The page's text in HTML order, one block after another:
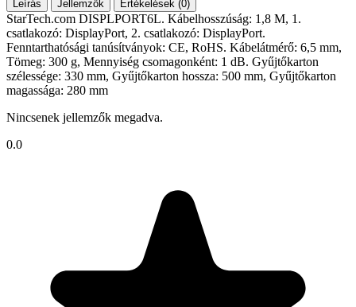
Leírás Jellemzők Értékelések (0)
StarTech.com DISPLPORT6L. Kábelhosszúság: 1,8 M, 1.
csatlakozó: DisplayPort, 2. csatlakozó: DisplayPort.
Fenntarthatósági tanúsítványok: CE, RoHS. Kábelátmérő: 6,5 mm,
Tömeg: 300 g, Mennyiség csomagonként: 1 dB. Gyűjtőkarton
szélessége: 330 mm, Gyűjtőkarton hossza: 500 mm, Gyűjtőkarton
magassága: 280 mm
Nincsenek jellemzők megadva.
0.0